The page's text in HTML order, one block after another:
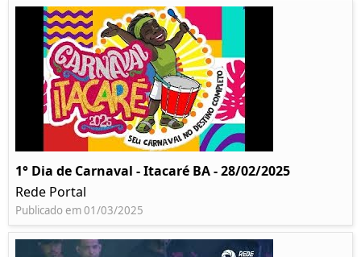
1° Dia de Carnaval - Itacaré BA - 28/02/2025
Rede Portal
Publicado em 01/03/2025